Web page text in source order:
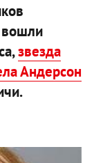
звезда
Андерсон